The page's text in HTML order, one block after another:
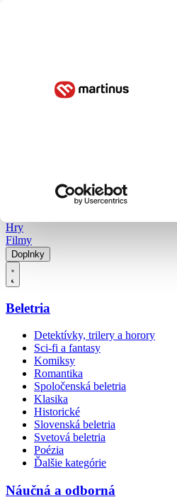
Hry
Filmy
Doplnky
Beletria
Detektívky, trilery a horory
Sci-fi a fantasy
Komiksy
Romantika
Spoločenská beletria
Klasika
Historické
Slovenská beletria
Svetová beletria
Poézia
Ďalšie kategórie
Náučná a odborná